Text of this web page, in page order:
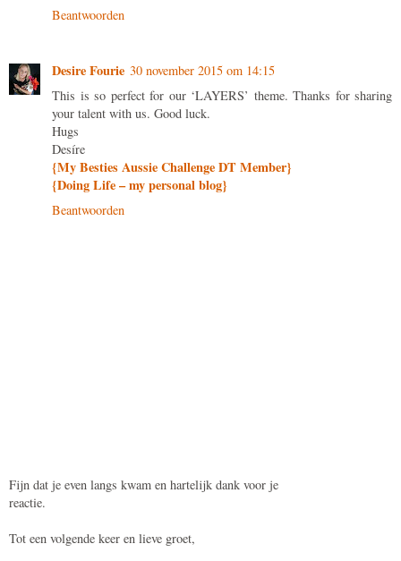
Beantwoorden
Desire Fourie 30 november 2015 om 14:15
This is so perfect for our ‘LAYERS’ theme. Thanks for sharing
your talent with us. Good luck.
Hugs
Desíre
{My Besties Aussie Challenge DT Member}
{Doing Life – my personal blog}
Beantwoorden
Fijn dat je even langs kwam en hartelijk dank voor je
reactie.
Tot een volgende keer en lieve groet,